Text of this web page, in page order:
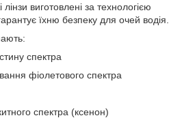
виготовлені за технологією
їхню безпеку для очей водія.
спектра
фіолетового спектра
спектра (ксенон)